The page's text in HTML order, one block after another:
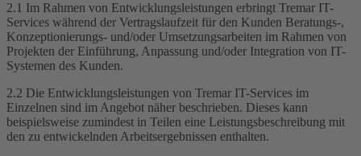
2.1 Im Rahmen von Entwicklungsleistungen erbringt Tremar IT-
Services während der Vertragslaufzeit für den Kunden Beratungs-,
Konzeptionierungs- und/oder Umsetzungsarbeiten im Rahmen von
Projekten der Einführung, Anpassung und/oder Integration von IT-
Systemen des Kunden.
2.2 Die Entwicklungsleistungen von Tremar IT-Services im
Einzelnen sind im Angebot näher beschrieben. Dieses kann
beispielsweise zumindest in Teilen eine Leistungsbeschreibung mit
den zu entwickelnden Arbeitsergebnissen enthalten.